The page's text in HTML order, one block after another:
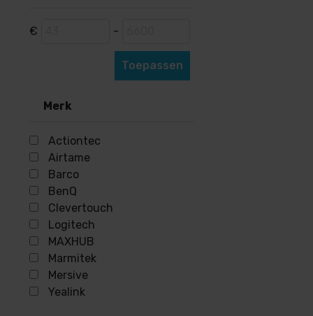
€ -
Toepassen
Merk
Actiontec
Airtame
Barco
BenQ
Clevertouch
Logitech
MAXHUB
Marmitek
Mersive
Yealink